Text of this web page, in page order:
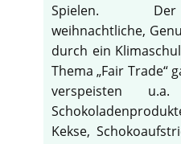
Spielen. Der
weihnachtliche,
durch ein
Thema „Fair Trade“
verspeisten
Kekse,